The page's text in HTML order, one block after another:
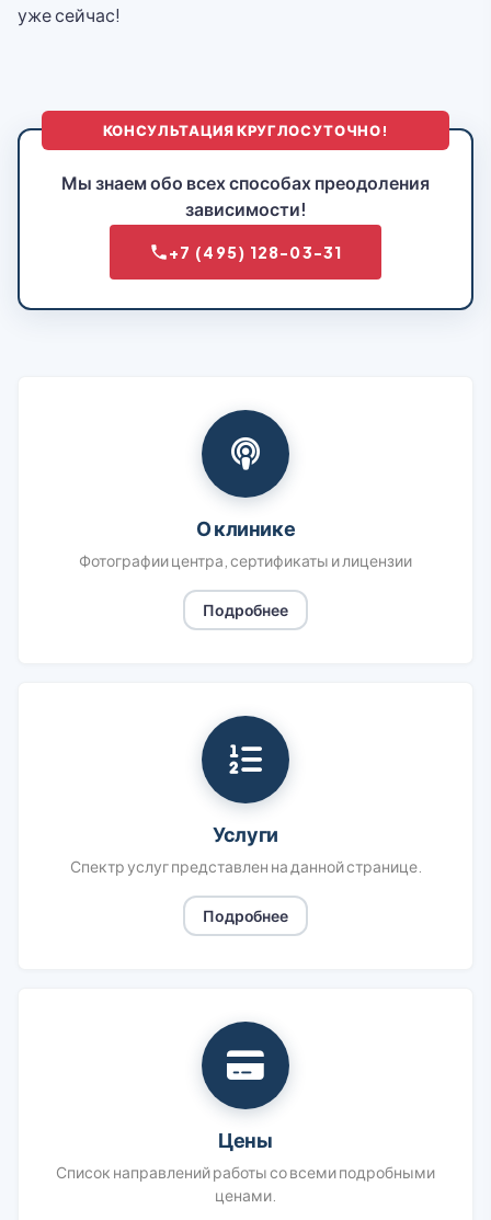
уже сейчас!
КОНСУЛЬТАЦИЯ КРУГЛОСУТОЧНО!
Мы знаем обо всех способах преодоления
зависимости!
+7 (495) 128-03-31
О клинике
Фотографии центра, сертификаты и лицензии
Подробнее
Услуги
Спектр услуг представлен на данной странице.
Подробнее
Цены
Список направлений работы со всеми подробными
ценами.